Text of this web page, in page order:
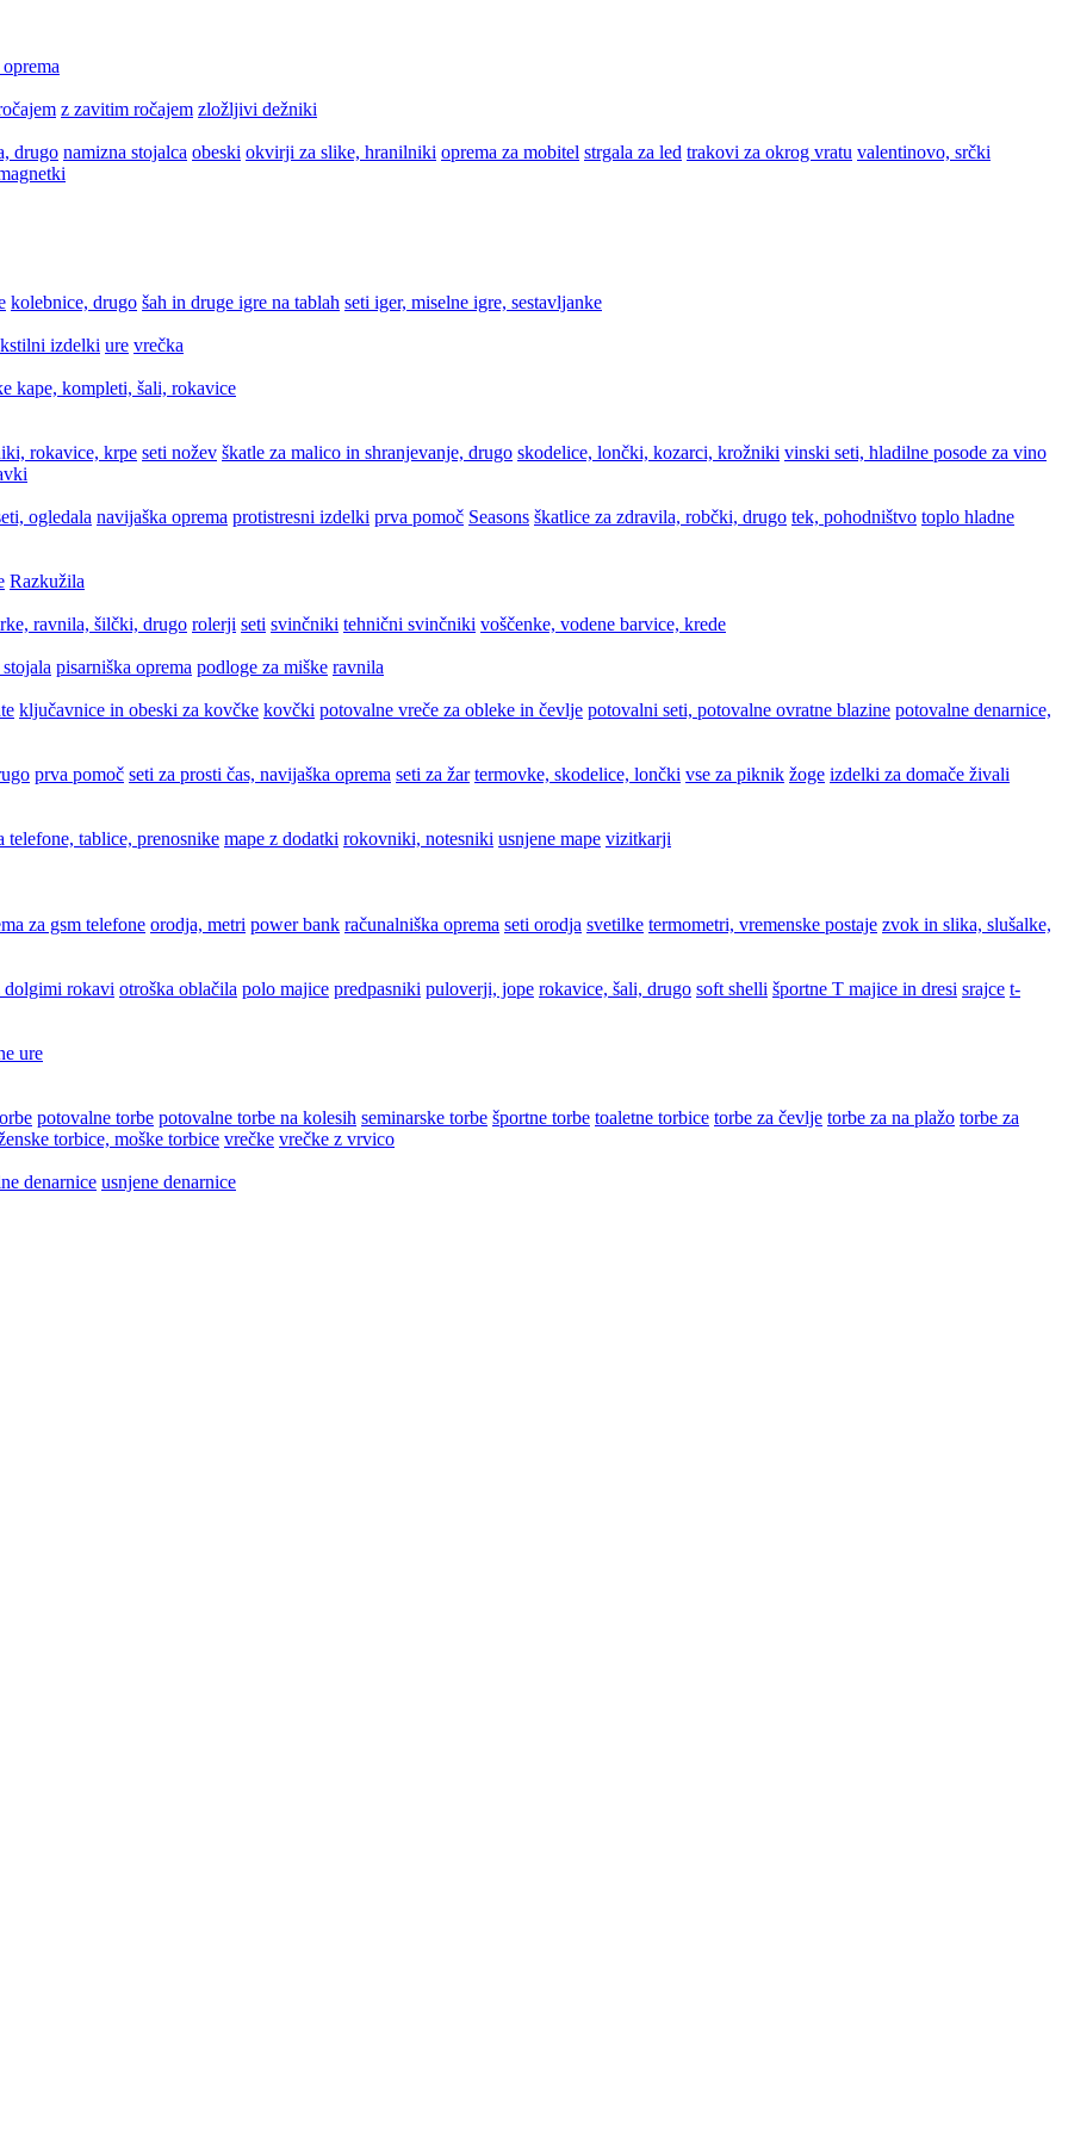
z zavitim ročajem zložljivi dežniki
drugo namizna stojalca obeski okvirji za slike, hranilniki oprema za mobitel strgala za led trakovi za okrog vratu valentinovo, srčki
kolebnice, drugo šah in druge igre na tablah seti iger, miselne igre, sestavljanke
izdelki ure vrečka
kape, kompleti, šali, rokavice
rokavice, krpe seti nožev škatle za malico in shranjevanje, drugo skodelice, lončki, kozarci, krožniki vinski seti, hladilne posode za vino
ogledala navijaška oprema protistresni izdelki prva pomoč Seasons škatlice za zdravila, robčki, drugo tek, pohodništvo toplo hladne
Razkužila
ravnila, šilčki, drugo rolerji seti svinčniki tehnični svinčniki voščenke, vodene barvice, krede
pisarniška oprema podloge za miške ravnila
ključavnice in obeski za kovčke kovčki potovalne vreče za obleke in čevlje potovalni seti, potovalne ovratne blazine potovalne denarnice,
prva pomoč seti za prosti čas, navijaška oprema seti za žar termovke, skodelice, lončki vse za piknik žoge izdelki za domače živali
telefone, tablice, prenosnike mape z dodatki rokovniki, notesniki usnjene mape vizitkarji
za gsm telefone orodja, metri power bank računalniška oprema seti orodja svetilke termometri, vremenske postaje zvok in slika, slušalke,
dolgimi rokavi otroška oblačila polo majice predpasniki puloverji, jope rokavice, šali, drugo soft shelli športne T majice in dresi srajce t-
ure
potovalne torbe potovalne torbe na kolesih seminarske torbe športne torbe toaletne torbice torbe za čevlje torbe za na plažo torbe za
torbice, moške torbice vrečke vrečke z vrvico
denarnice usnjene denarnice